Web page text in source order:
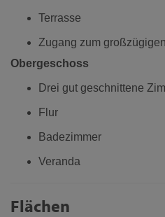
Terrasse
Zugang zum großzügigen
Obergeschoss
Drei gut geschnittene
Flur
Badezimmer
Veranda
Flächen